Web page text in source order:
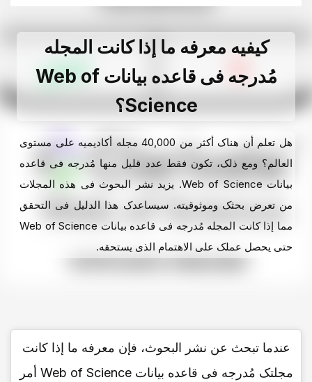
کیفیه معرفه ما إذا کانت المجله
مُدرجه فی قاعده بیانات Web of
Science؟
هل تعلم أن هناک أکثر من 40,000 مجله أکادیمیه على مستوى
العالم؟ ومع ذلک، تکون فقط عدد قلیل منها مُدرجه فی قاعده
بیانات Web of Science. یزید نشر البحوث فی هذه المجلات
من تعرض بحثک وموثوقیته. سیساعدک هذا الدلیل فی التحقق
مما إذا کانت المجله مُدرجه فی قاعده بیانات Web of Science
حتى یحصل عملک على الاهتمام الذی یستحقه.
عندما تبحث عن نشر البحوث، فإن معرفه ما إذا کانت
مجلتک مُدرجه فی قاعده بیانات Web of Science أمر